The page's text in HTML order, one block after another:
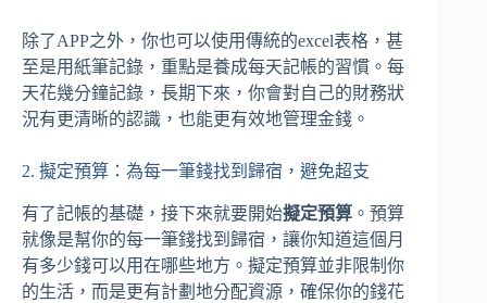
除了APP之外，你也可以使用傳統的excel表格，甚
至是用紙筆記錄，重點是養成每天記帳的習慣。每
天花幾分鐘記錄，長期下來，你會對自己的財務狀
況有更清晰的認識，也能更有效地管理金錢。
2. 擬定預算：為每一筆錢找到歸宿，避免超支
有了記帳的基礎，接下來就要開始擬定預算 。預算
就像是幫你的每一筆錢找到歸宿，讓你知道這個月
有多少錢可以用在哪些地方。擬定預算並非限制你
的生活，而是更有計劃地分配資源，確保你的錢花